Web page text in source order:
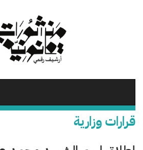
قرارات وزارية